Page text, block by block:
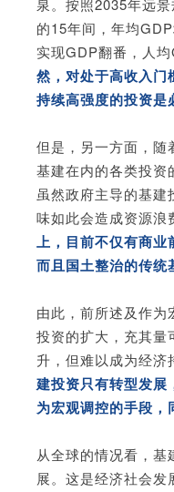
泉。按照2035年远
的15年间，年均
实现GDP翻番，人均
然，对处于高收入门
持续高强度的投资是
但是，另一方面，随
基建在内的各类投资
虽然政府主导的基建
味如此会造成资源浪
上，目前不仅有商业
而且国土整治的传统
由此，前所述及作为
投资的扩大，充其量
升，但难以成为经济
建投资只有转型发展
为宏观调控的手段，
从全球的情况看，
展。这是经济社会